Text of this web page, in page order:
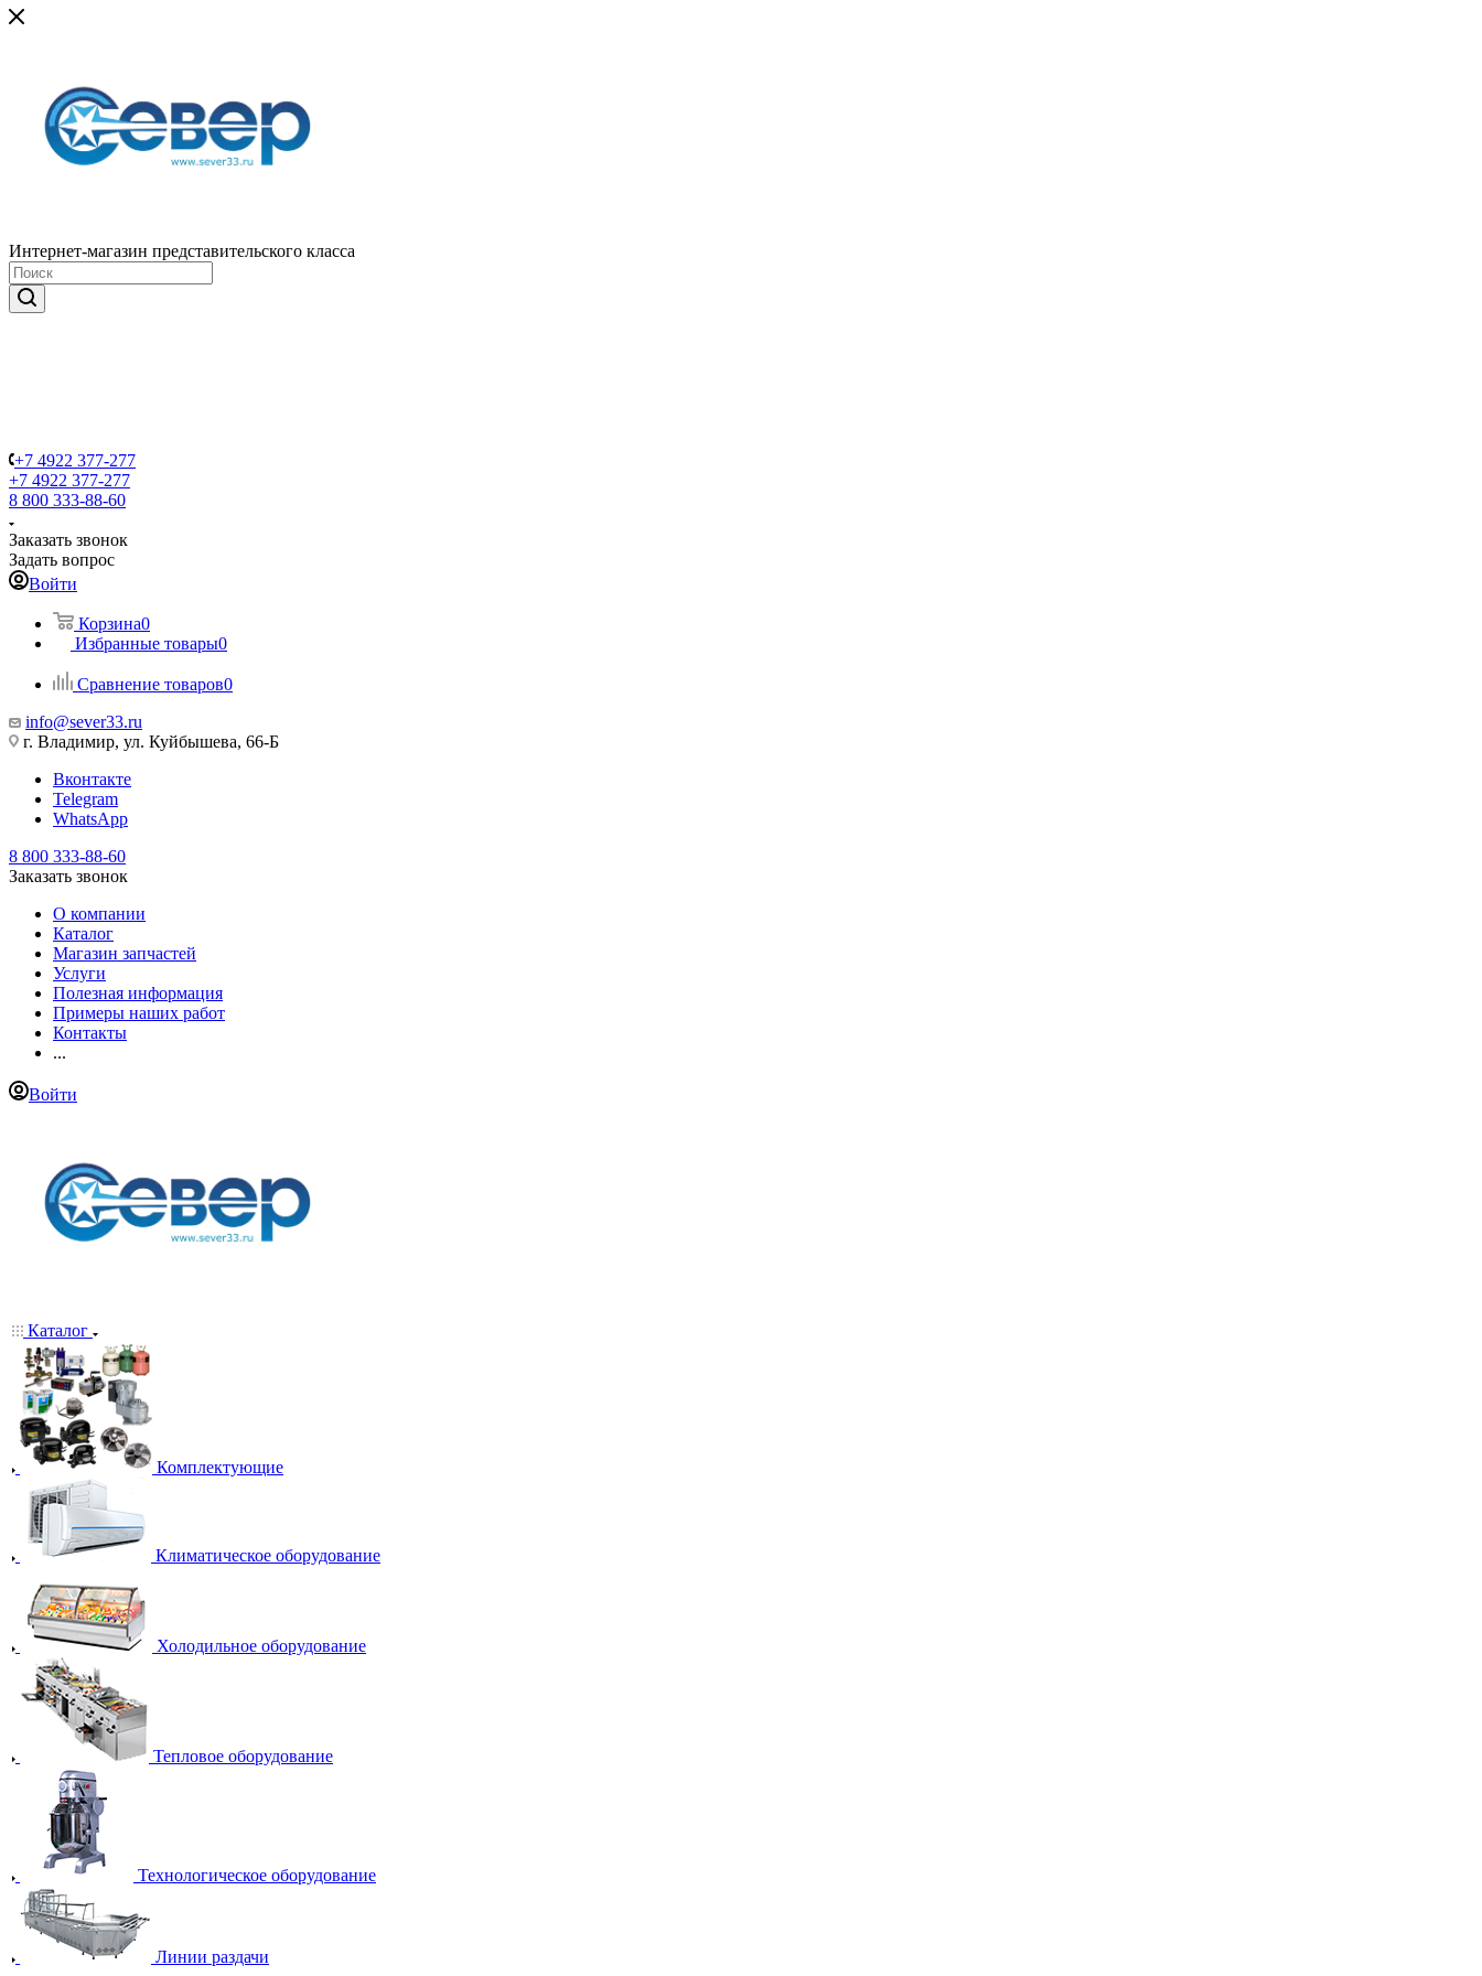
Интернет-магазин представительского класса
+7 4922 377-277
+7 4922 377-277
8 800 333-88-60
Заказать звонок
Задать вопрос
Войти
Корзина0
Избранные товары0
Сравнение товаров0
info@sever33.ru
г. Владимир, ул. Куйбышева, 66-Б
Вконтакте
Telegram
WhatsApp
8 800 333-88-60
Заказать звонок
О компании
Каталог
Магазин запчастей
Услуги
Полезная информация
Примеры наших работ
Контакты
...
Войти
Каталог
Комплектующие
Климатическое оборудование
Холодильное оборудование
Тепловое оборудование
Технологическое оборудование
Линии раздачи